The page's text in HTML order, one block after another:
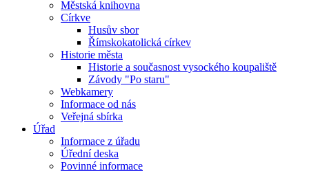
Městská knihovna
Církve
Husův sbor
Římskokatolická církev
Historie města
Historie a současnost vysockého koupaliště
Závody "Po staru"
Webkamery
Informace od nás
Veřejná sbírka
Úřad
Informace z úřadu
Úřední deska
Povinné informace